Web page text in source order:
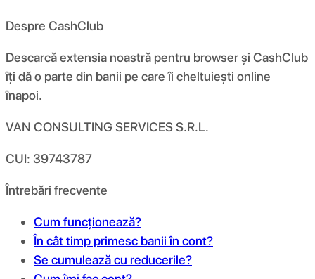
Despre CashClub
Descarcă extensia noastră pentru browser și CashClub
îți dă o parte din banii pe care îi cheltuiești online
înapoi.
VAN CONSULTING SERVICES S.R.L.
CUI: 39743787
Întrebări frecvente
Cum funcționează?
În cât timp primesc banii în cont?
Se cumulează cu reducerile?